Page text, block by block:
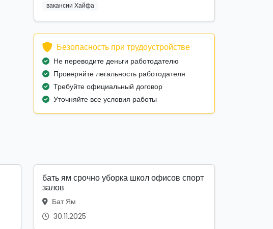
вакансии Хайфа
Безопасность при трудоустройстве
Не переводите деньги работодателю
Проверяйте легальность работодателя
Требуйте официальный договор
Уточняйте все условия работы
бать ям срочно уборка школ офисов спорт
залов
Бат Ям
30.11.2025